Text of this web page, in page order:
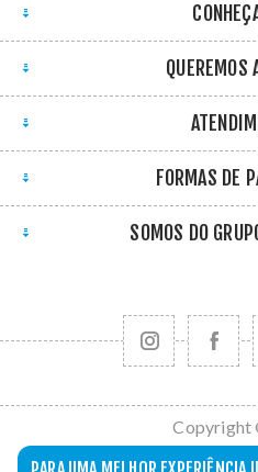
QUEREMOS
FORMAS DE
SOMOS DO
Copyright
All